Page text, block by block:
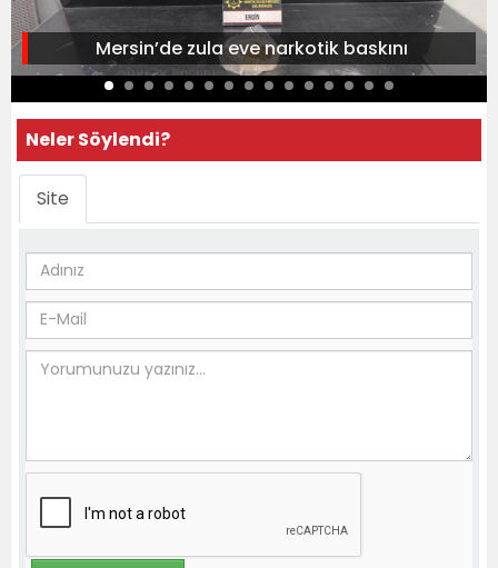
Mersin’de zula eve narkotik baskını
Neler Söylendi?
Site